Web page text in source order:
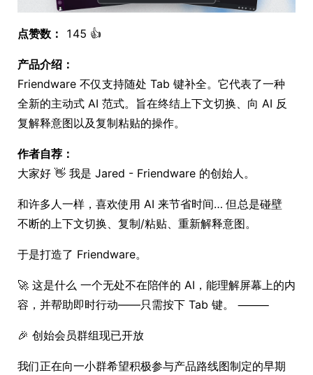
点赞数： 145 👍
产品介绍：
Friendware 不仅支持随处 Tab 键补全。它代表了一种
全新的主动式 AI 范式。旨在终结上下文切换、向 AI 反
复解释意图以及复制粘贴的操作。
作者自荐：
大家好 👋 我是 Jared - Friendware 的创始人。
和许多人一样，喜欢使用 AI 来节省时间… 但总是碰壁
不断的上下文切换、复制/粘贴、重新解释意图。
于是打造了 Friendware。
🚀 这是什么 一个无处不在陪伴的 AI，能理解屏幕上的内
容，并帮助即时行动——只需按下 Tab 键。 ⸻
🎉 创始会员群组现已开放
我们正在向一小群希望积极参与产品路线图制定的早期